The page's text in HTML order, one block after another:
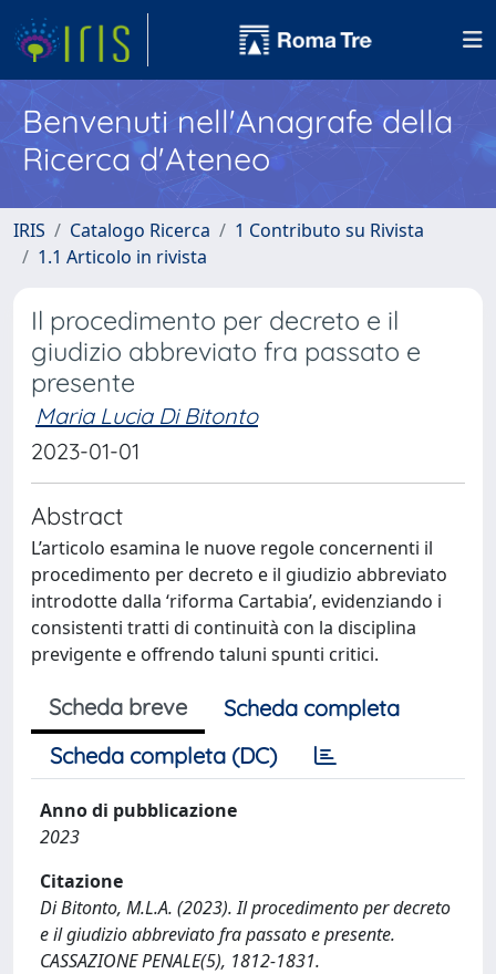
Benvenuti nell'Anagrafe della
Ricerca d'Ateneo
IRIS Catalogo Ricerca
1 Contributo su Rivista
1.1 Articolo in rivista
Il procedimento per decreto e il
giudizio abbreviato fra passato e
presente
Maria Lucia Di Bitonto
2023-01-01
Abstract
L’articolo esamina le nuove regole concernenti il
procedimento per decreto e il giudizio abbreviato
introdotte dalla ‘riforma Cartabia’, evidenziando i
consistenti tratti di continuità con la disciplina
previgente e offrendo taluni spunti critici.
Scheda breve
Scheda completa
Scheda completa (DC)
Anno di pubblicazione
2023
Citazione
Di Bitonto, M.L.A. (2023). Il procedimento per decreto
e il giudizio abbreviato fra passato e presente.
CASSAZIONE PENALE(5), 1812-1831.